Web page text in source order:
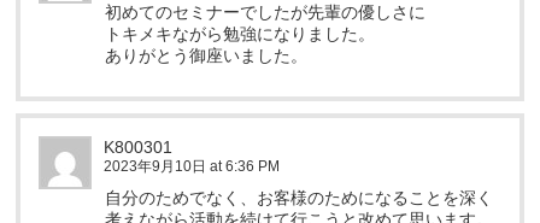
初めてのセミナーでしたが先輩の優しさに
トキメキながら勉強になりました。
ありがとう御座いました。
K800301
2023年9月10日 at 6:36 PM
自分のためでなく、お客様のためになることを深く